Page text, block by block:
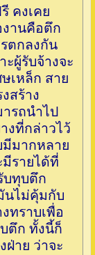
คงเคย
านคือตึก
ตกลงกัน
ะผู้รับจ้างจะ
เหล็ก สาย
สร้าง
รถนำไป
งที่กล่าวไว้
มากหลาย
รายได้ที่
บทุบตึก
นไม่คุ้มกับ
ทราบเพื่อ
ตึก ทั้งนี้ก็
าย ว่าจะ